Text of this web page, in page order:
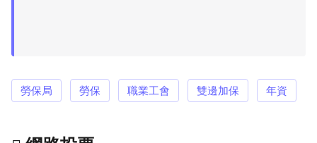
勞保局 勞保 職業工會 雙邊加保 年資